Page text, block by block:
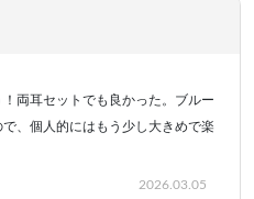
両耳セットでも良かった。ブルー
、個人的にはもう少し大きめで楽
2026.03.05